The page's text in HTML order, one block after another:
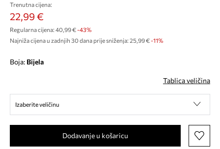
Trenutna cijena:
22,99 €
Regularna cijena: 40,99 €-43%
Najniža cijena u zadnjih 30 dana prije sniženja: 25,99 € -11%
Boja: bijela
Tablica veličina
Izaberite veličinu
Dodavanje u košaricu